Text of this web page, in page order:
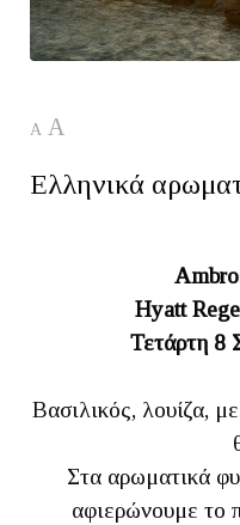
A A
Ελληνικά
Hyatt
Τετάρτη 8
Βασιλικός, λουίζα,
Στα αρωματικά
αφιερώνουμε το